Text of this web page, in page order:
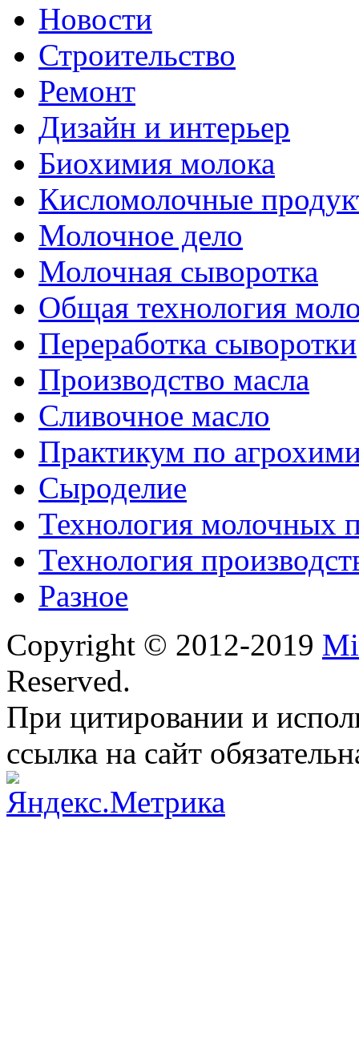
Новости
Строительство
Ремонт
Дизайн и интерьер
Биохимия молока
Кисломолочные
Молочное дело
Молочная сыворотка
Общая технология
Переработка сыворотки
Производство масла
Сливочное масло
Практикум по
Сыроделие
Технология молочных
Технология
Разное
Copyright © 2012-2019
Reserved.
При цитировании и
ссылка на сайт